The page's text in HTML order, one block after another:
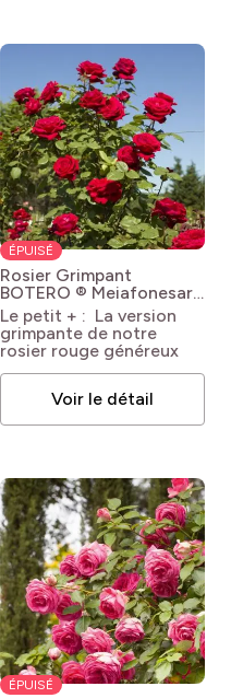
ÉPUISÉ
Rosier Grimpant
BOTERO ® Meiafonesar
Rosa 'Meiafonesar' GPT
BOTERO®
Le petit + : La version
grimpante de notre
rosier rouge généreux
Voir le détail
ÉPUISÉ